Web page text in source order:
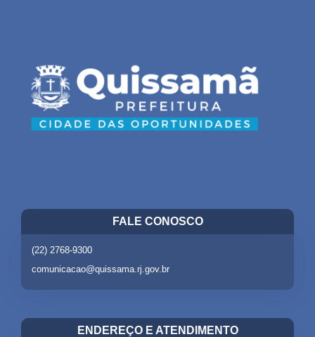
FALE CONOSCO
(22) 2768-9300
comunicacao@quissama.rj.gov.br
ENDEREÇO E ATENDIMENTO